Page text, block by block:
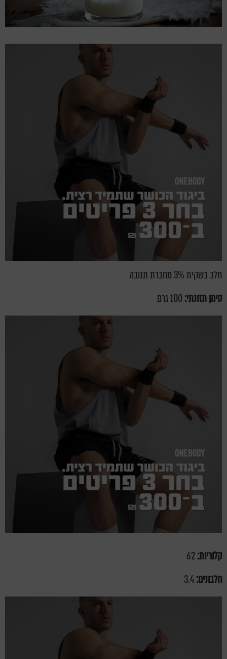
חלב בשקית 3% מחברת תנובה
סימן תזונתי: 100 גרם
קלוריות:
חלבונים: